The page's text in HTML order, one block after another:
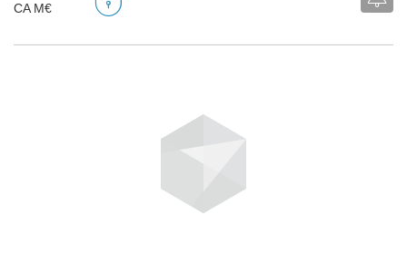
CA M€